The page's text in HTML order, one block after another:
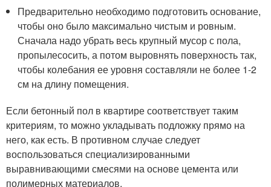
Предварительно необходимо подготовить основание,
чтобы оно было максимально чистым и ровным.
Сначала надо убрать весь крупный мусор с пола,
пропылесосить, а потом выровнять поверхность так,
чтобы колебания ее уровня составляли не более 1-2
см на длину помещения.
Если бетонный пол в квартире соответствует таким
критериям, то можно укладывать подложку прямо на
него, как есть. В противном случае следует
воспользоваться специализированными
выравнивающими смесями на основе цемента или
полимерных материалов.